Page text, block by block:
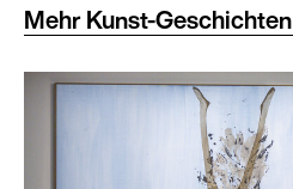
Mehr Kunst-Geschichten